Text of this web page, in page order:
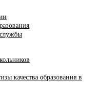
качества образования в